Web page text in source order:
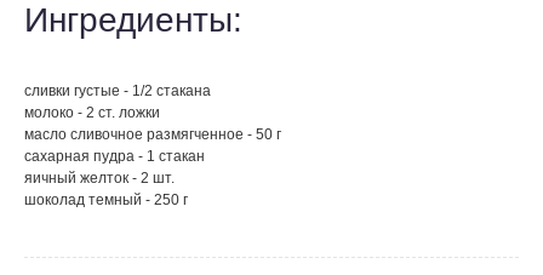
Ингредиенты:
сливки густые - 1/2 стакана
молоко - 2 ст. ложки
масло сливочное размягченное - 50 г
сахарная пудра - 1 стакан
яичный желток - 2 шт.
шоколад темный - 250 г